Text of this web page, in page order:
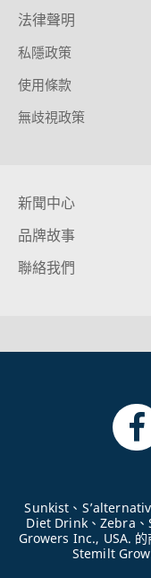
法律聲明
私隱政策
使用條款
無歧視政策
新聞中心
品牌故事
聯絡我們
Sunkist、
Diet Drink、Zebra
Growers Inc., USA. 的
Stemilt